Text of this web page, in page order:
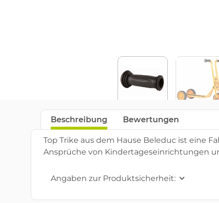
Beschreibung Bewertungen
Top Trike aus dem Hause Beleduc ist eine
Ansprüche von Kindertageseinrichtungen
Angaben zur Produktsicherheit: